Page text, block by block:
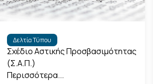
Δελτία Τύπου
Σχέδιο Αστικής Προσβασιμότητας
(Σ.Α.Π.)
Περισσότερα...